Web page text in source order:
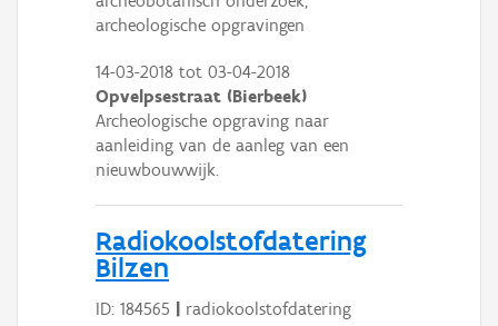
archeologische opgravingen
14-03-2018 tot 03-04-2018
Opvelpsestraat (Bierbeek)
Archeologische opgraving naar
aanleiding van de aanleg van een
nieuwbouwwijk.
Radiokoolstofdatering
Bilzen
ID: 184565 | radiokoolstofdatering